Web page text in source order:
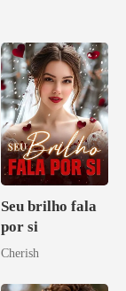
Seu brilho fala
por si
Cherish